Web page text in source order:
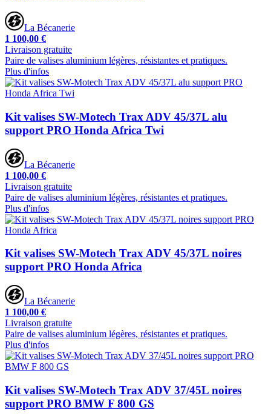
La Bécanerie
1 100,00 €
Livraison gratuite
Paire de valises aluminium légères, résistantes et pratiques.
Plus d'infos
Kit valises SW-Motech Trax ADV 45/37L alu
support PRO Honda Africa Twi
La Bécanerie
1 100,00 €
Livraison gratuite
Paire de valises aluminium légères, résistantes et pratiques.
Plus d'infos
Kit valises SW-Motech Trax ADV 45/37L noires
support PRO Honda Africa
La Bécanerie
1 100,00 €
Livraison gratuite
Paire de valises aluminium légères, résistantes et pratiques.
Plus d'infos
Kit valises SW-Motech Trax ADV 37/45L noires
support PRO BMW F 800 GS